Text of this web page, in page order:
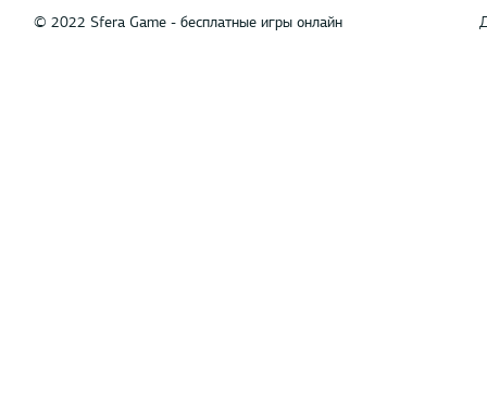
© 2022 Sfera Game - бесплатные игры онлайн